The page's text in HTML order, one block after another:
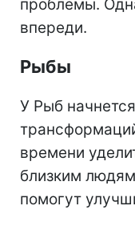
проблемы.
впереди.
Рыбы
У Рыб
времени
близким
помогут